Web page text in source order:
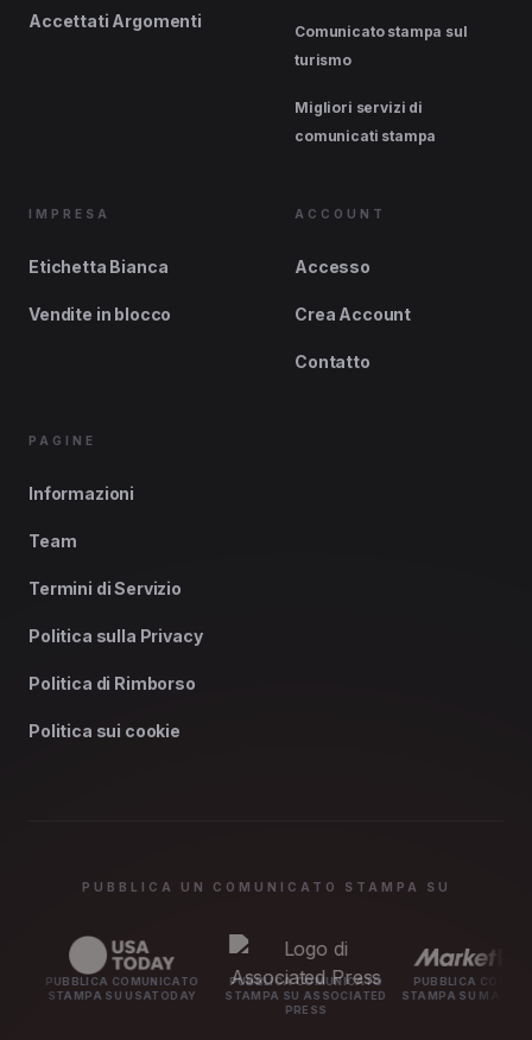
Accettati Argomenti
Comunicato stampa sul
turismo
Migliori servizi di
comunicati stampa
IMPRESA
Etichetta Bianca
Vendite in blocco
ACCOUNT
Accesso
Crea Account
Contatto
PAGINE
Informazioni
Team
Termini di Servizio
Politica sulla Privacy
Politica di Rimborso
Politica sui cookie
PUBBLICA UN COMUNICATO STAMPA SU
COMUNICATO
SU USATODAY
PUBBLICA COMUNICATO
STAMPA SU ASSOCIATED
PUBBLICA COMUNICATO
STAMPA SU MARKETWATCH